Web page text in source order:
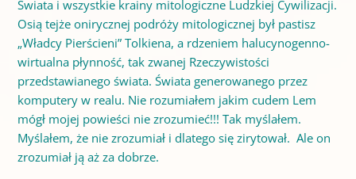
Świata i wszystkie krainy mitologiczne Ludzkiej Cywilizacji.
Osią tejże onirycznej podróży mitologicznej był pastisz
„Władcy Pierścieni” Tolkiena, a rdzeniem halucynogenno-
wirtualna płynność, tak zwanej Rzeczywistości
przedstawianego świata. Świata generowanego przez
komputery w realu. Nie rozumiałem jakim cudem Lem
mógł mojej powieści nie zrozumieć!!! Tak myślałem.
Myślałem, że nie zrozumiał i dlatego się zirytował. Ale on
zrozumiał ją aż za dobrze.